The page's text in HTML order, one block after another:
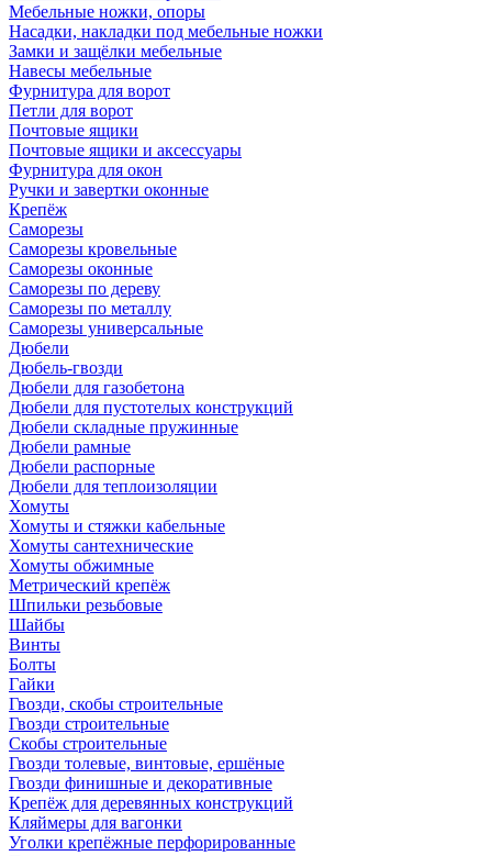
Мебельные ножки, опоры
Насадки, накладки под мебельные ножки
Замки и защёлки мебельные
Навесы мебельные
Фурнитура для ворот
Петли для ворот
Почтовые ящики
Почтовые ящики и аксессуары
Фурнитура для окон
Ручки и завертки оконные
Крепёж
Саморезы
Саморезы кровельные
Саморезы оконные
Саморезы по дереву
Саморезы по металлу
Саморезы универсальные
Дюбели
Дюбель-гвозди
Дюбели для газобетона
Дюбели для пустотелых конструкций
Дюбели складные пружинные
Дюбели рамные
Дюбели распорные
Дюбели для теплоизоляции
Хомуты
Хомуты и стяжки кабельные
Хомуты сантехнические
Хомуты обжимные
Метрический крепёж
Шпильки резьбовые
Шайбы
Винты
Болты
Гайки
Гвозди, скобы строительные
Гвозди строительные
Скобы строительные
Гвозди толевые, винтовые, ершёные
Гвозди финишные и декоративные
Крепёж для деревянных конструкций
Кляймеры для вагонки
Уголки крепёжные перфорированные